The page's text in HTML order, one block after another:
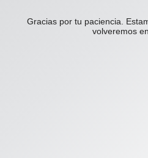
Gracias por tu paciencia.
volveremos